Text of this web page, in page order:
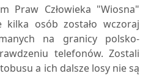
Praw Człowieka "Wiosna"
kilka osób zostało wczoraj
na granicy polsko-
telefonów. Zostali
a ich dalsze losy nie są